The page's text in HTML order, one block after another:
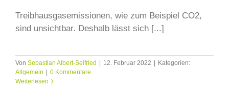
Treibhausgasemissionen, wie zum Beispiel CO2,
sind unsichtbar. Deshalb lässt sich [...]
Von Sebastian Albert-Seifried | 12. Februar 2022 | Kategorien:
Allgemein | 0 Kommentare
Weiterlesen